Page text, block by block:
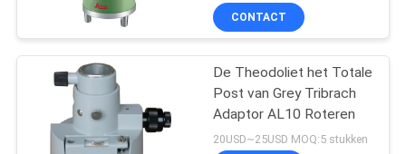
CONTACT
De Theodoliet het Totale
Post van Grey Tribrach
Adaptor AL10 Roteren
20USD~25USD MOQ:5 stukken